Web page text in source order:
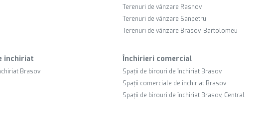
Terenuri de vânzare Rasnov
Terenuri de vânzare Sanpetru
Terenuri de vânzare Brasov, Bartolomeu
închiriat
Brasov
Închirieri comercial
Spații de birouri de închiriat Brasov
Spații comerciale de închiriat Brasov
Spații de birouri de închiriat Brasov, Central